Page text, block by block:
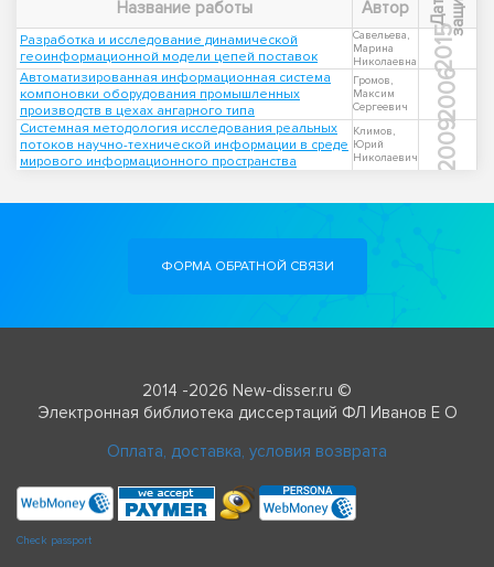
Название работы Автор Д
а
т
а
з
а
щ
и
т
Разработка и исследование динамической
геоинформационной модели цепей поставок
Савельева,
Марина
Николаевна
2015
Автоматизированная информационная система
компоновки оборудования промышленных
производств в цехах ангарного типа
Громов,
Максим
Сергеевич
2006
Системная методология исследования реальных
потоков научно-технической информации в среде
мирового информационного пространства
Климов,
Юрий
Николаевич
2009
ФОРМА ОБРАТНОЙ СВЯЗИ
2014 -2026 New-disser.ru ©
Электронная библиотека диссертаций ФЛ Иванов Е О
Оплата, доставка, условия возврата
Check passport